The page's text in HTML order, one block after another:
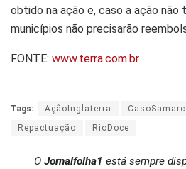
obtido na ação e, caso a ação não
municípios não precisarão
FONTE: www.terra.com.br
Tags: AçãoInglaterra
Repactuação
RioDoce
O Jornalfolha1 está sempre